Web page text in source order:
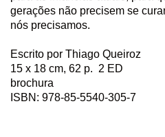
gerações não precisem se
nós precisamos.
Escrito por Thiago Queiroz
15 x 18 cm, 62 p. 2 ED
brochura
ISBN: 978-85-5540-305-7